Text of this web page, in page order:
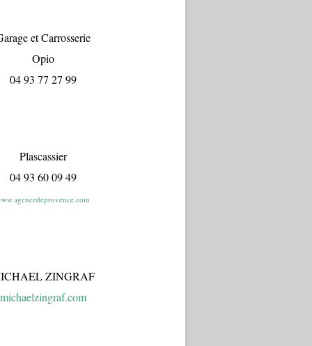
et Carrosserie
Opio
04 93 77 27 99
Plascassier
04 93 60 09 49
ZINGRAF
michaelzingraf.com